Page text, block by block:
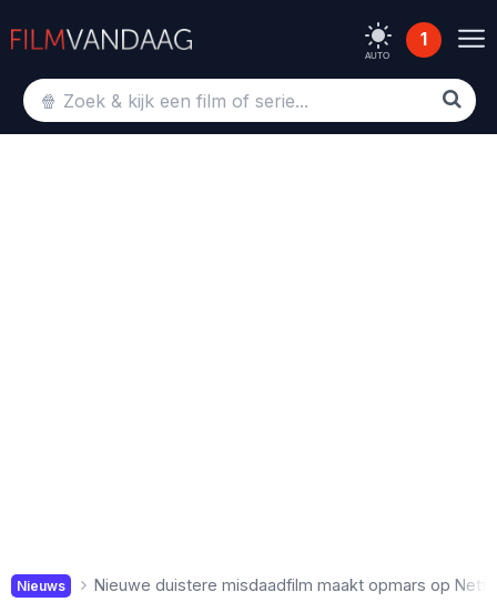
AUTO
1
Nieuws Nieuwe duistere misdaadfilm maakt opmars op